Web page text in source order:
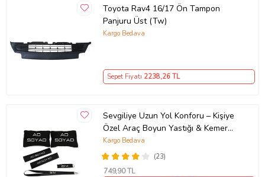
Toyota Rav4 16/17 Ön Tampon
Panjuru Üst (Tw)
Kargo Bedava
Sepet Fiyatı 2238,26 TL
Sevgiliye Uzun Yol Konforu – Kişiye
Özel Araç Boyun Yastığı & Kemer
Pedi Hediye Seti
(23)
Kargo Bedava
749,90 TL